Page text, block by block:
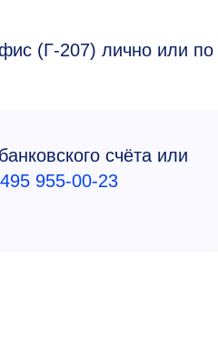
(Г-207) лично или по
счёта или
955-00-23